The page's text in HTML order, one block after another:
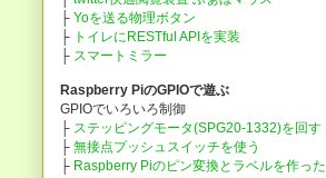
├ Yoを送る物理ボタン
├ トイレにRESTful APIを実装
├ スマートミラー
Raspberry PiのGPIOで遊ぶ
GPIOでいろいろ制御
├ ステッピングモータ(SPG20-1332)を回す
├ 無接点プッシュスイッチを使う
├ Raspberry Piのピン変換とラベルを作った